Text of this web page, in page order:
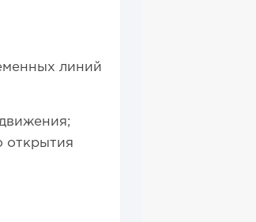
линий
открытия